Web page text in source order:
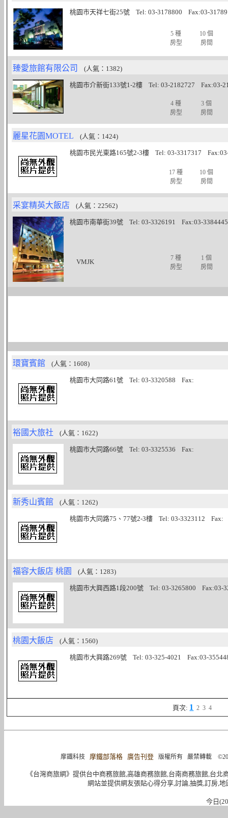
桃園市天祥七街25號 Tel: 03-3178800 Fax:03-
5 種
房型
10 個
房間
臻愛旅館有限公司 (人氣：1382)
桃園市介新街133號1-2樓 Tel: 03-2182727 Fax:03-
4 種
房型
3 個
房間
麗星花園MOTEL (人氣：1424)
桃園市民光東路165號2-3樓 Tel: 03-3317317
17 種
房型
10 個
房間
采宴精英大飯店 (人氣：22562)
桃園市南華街39號 Tel: 03-3326191 Fax:03-3384445
VMJK
7 種
房型
1 個
房間
環寶賓館 (人氣：1608)
桃園市大同路61號 Tel: 03-3320588 Fax:
裕國大旅社 (人氣：1622)
桃園市大同路66號 Tel: 03-3325536 Fax:
新秀山賓館 (人氣：1262)
桃園市大同路75、77號2-3樓 Tel: 03-3323112 Fax:
福容大飯店 桃園 (人氣：1283)
桃園市大興西路1段200號 Tel: 03-3265800 Fax:03-
桃園大飯店 (人氣：1560)
桃園市大興路269號 Tel: 03-325-4021 Fax:03-
頁次: 1 2 3 4
摩鐵科技 摩鐵部落格 廣告刊登 版權所有 嚴禁轉載
《台灣商旅網》提供台中商務旅館,高雄商務旅館,台南商務旅館,台
網站並提供網友張貼心得分享,討論,抽獎,訂房,
今日